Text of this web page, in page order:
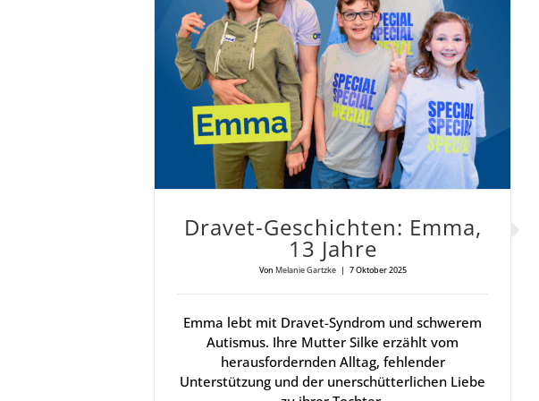
Dra­vet-Geschich­ten: Emma,
13 Jah­re
Von Melanie Gartzke | 7 Oktober 2025
Emma lebt mit Dravet-Syndrom und schwerem
Autismus. Ihre Mutter Silke erzählt vom
herausfordernden Alltag, fehlender
Unterstützung und der unerschütterlichen Liebe